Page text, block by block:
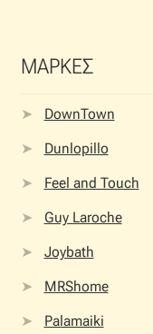
ΜΑΡΚΕΣ
DownTown
Dunlopillo
Feel and Touch
Guy Laroche
Joybath
MRShome
Palamaiki